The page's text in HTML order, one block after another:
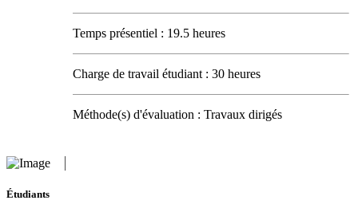
Temps présentiel : 19.5 heures
Charge de travail étudiant : 30 heures
Méthode(s) d'évaluation : Travaux dirigés
Étudiants